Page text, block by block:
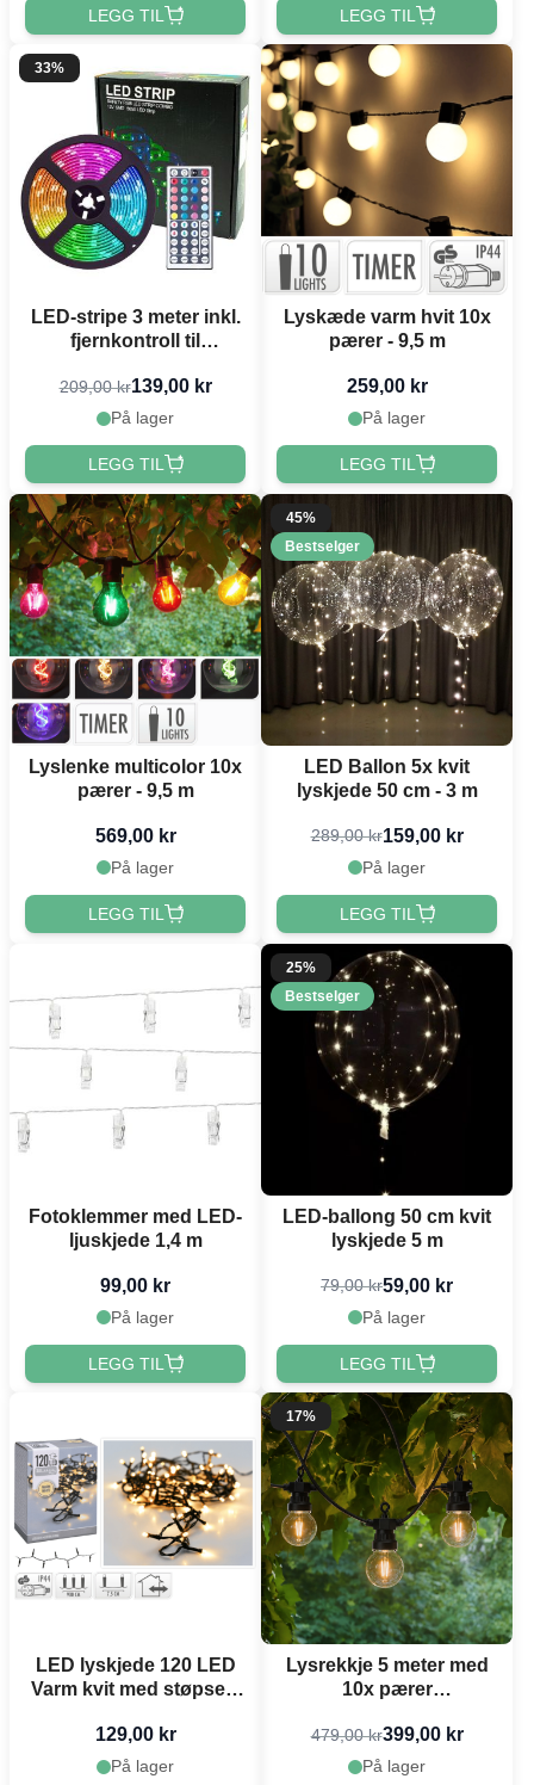
LEGG TIL LEGG TIL
33%
LED-stripe 3 meter inkl.
fjernkontroll til
209,00 kr139,00 kr
På lager
LEGG TIL
Lyskæde varm hvit 10x
pærer - 9,5 m
259,00 kr
På lager
LEGG TIL
Lyslenke multicolor 10x
pærer - 9,5 m
569,00 kr
På lager
LEGG TIL
45%
Bestselger
LED Ballon 5x kvit
lyskjede 50 cm - 3 m
289,00 kr159,00 kr
På lager
LEGG TIL
Fotoklemmer med LED-
ljuskjede 1,4 m
99,00 kr
På lager
LEGG TIL
25%
Bestselger
LED-ballong 50 cm kvit
lyskjede 5 m
79,00 kr59,00 kr
På lager
LEGG TIL
LED lyskjede 120 LED
Varm kvit med støpsel -
129,00 kr
På lager
17%
Lysrekkje 5 meter med
10x pærer
479,00 kr399,00 kr
På lager